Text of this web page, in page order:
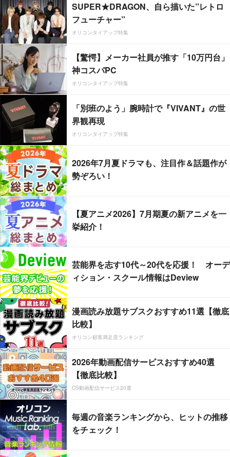
SUPER★DRAGON、自ら描いた”レトロ
フューチャー”
オリコンタイアップ特集
【驚愕】メーカー社員が推す「10万円台」
神コスパPC
オリコンタイアップ特集
「別班のよう」腕時計で『VIVANT』の世
界観再現
オリコンタイアップ特集
2026年7月夏ドラマも、注目作＆話題作が
勢ぞろい！
【夏アニメ2026】7月期夏の新アニメを一
挙紹介！
芸能界を志す10代～20代を応援！ オーデ
ィション・スクール情報はDeview
漫画読み放題サブスクおすすめ11選【徹底
比較】
オリコン顧客満足度ランキング
2026年動画配信サービスおすすめ40選
【徹底比較】
CS動画配信サービス20選
毎週の音楽ランキングから、ヒットの推移
をチェック！